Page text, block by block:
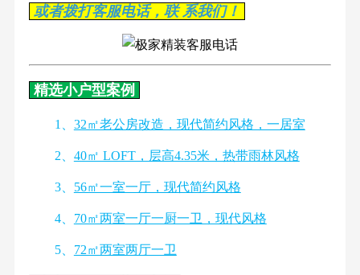
或者拨打客服电话，联 系我们！
精选小户型案例
1、 32㎡老公房改造，现代简约风格，一居室
2、 40㎡ LOFT，层高4.35米，热带雨林风格
3、 56㎡一室一厅，现代简约风格
4、 70㎡两室一厅一厨一卫，现代风格
5、 72㎡两室两厅一卫